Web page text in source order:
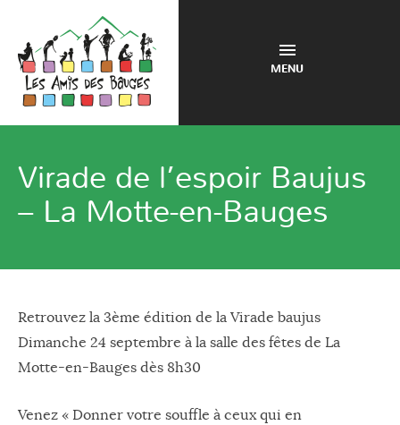
MENU
Virade de l’espoir Baujus
– La Motte-en-Bauges
Retrouvez la 3ème édition de la Virade baujus
Dimanche 24 septembre à la salle des fêtes de La
Motte-en-Bauges dès 8h30
Venez « Donner votre souffle à ceux qui en